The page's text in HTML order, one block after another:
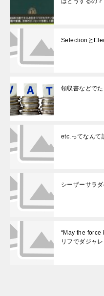
Selectionと
領収書などで
etc.ってなんて
シーザーサラ
“May the force
リフでダジャレ